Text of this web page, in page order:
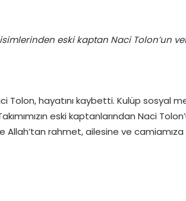
eski kaptan Naci Tolon’un
Tolon, hayatını kaybetti. Kulüp sosyal
eski kaptanlarından Naci
rahmet, ailesine ve camiamıza